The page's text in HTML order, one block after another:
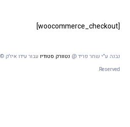
[woocommerce_checkout]
נבנה ע"י שחר פריד @ נטוורק סטודיו
Reserved.